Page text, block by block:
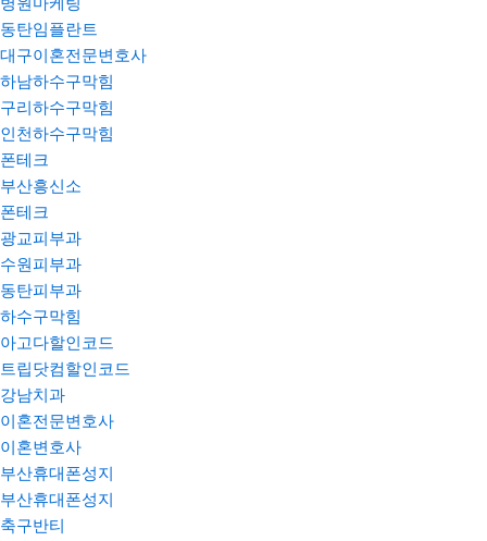
동탄임플란트
대구이혼전문변호사
하남하수구막힘
구리하수구막힘
인천하수구막힘
폰테크
부산흥신소
폰테크
광교피부과
수원피부과
동탄피부과
하수구막힘
아고다할인코드
트립닷컴할인코드
강남치과
이혼전문변호사
이혼변호사
부산휴대폰성지
부산휴대폰성지
축구반티